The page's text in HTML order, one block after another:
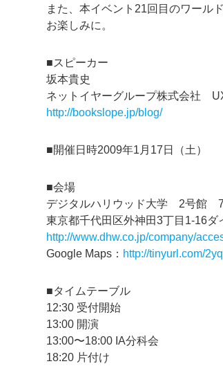
また、本イベント21回目のワール
お楽しみに。
■スピーカー
坂本貴史
ネットイヤーグループ株式会社
http://bookslope.jp/blog/
■開催日時2009年1月17日（土）
■会場
デジタルハリウッド大学 2号館
東京都千代田区外神田3丁目1-16ダ
http://www.dhw.co.jp/company/
Google Maps： http://tinyurl.com/
■タイムテーブル
12:30 受付開始
13:00 開演
13:00〜18:00 IA分科会
18:20 片付け